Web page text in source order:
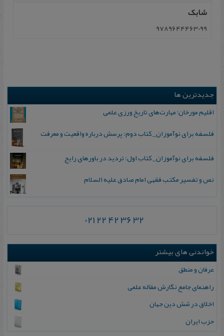
شابک
9789644463099
جدیدترین ها
اقلیم مورخان؛ مهارت‌های تاریخ ورزی علمی
فلسفه برای نوآموزان_ کتاب دوم: پرسش درباره واقعیت و معرفت
فلسفه برای نوآموزان_ کتاب اول: تردید در باورهای رایج
نص و تفسیر مکتب فقهی امام صادق علیه السلام
021 22 42 36 32
خواندنی های بیشتر
عرفان و منطق
راهنمای جامع نگارش مقاله علمی
اخ‍لاق‌ در ش‍ش‌ دی‍ن‌ ج‍ه‍ان‌
حزب‌ ایران‌